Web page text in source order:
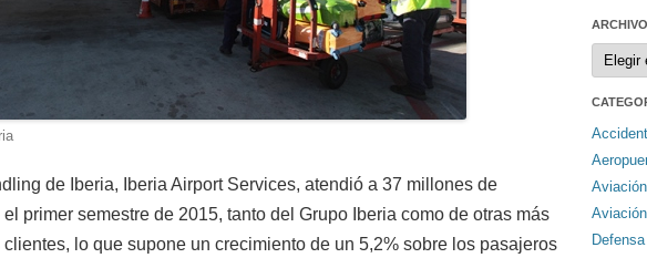
de Iberia, Iberia Airport Services, atendió a 37 millones de
primer semestre de 2015, tanto del Grupo Iberia como de otras más
lo que supone un crecimiento de un 5,2% sobre los pasajeros
Archivos
Defensa